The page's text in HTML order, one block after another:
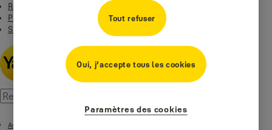
Rentals Yale & EleaOpen
Productos
Smart Residential
Assistance Caméras intelligentes
Tout refuser
Oui, j’accepte tous les cookies
Paramètres des cookies